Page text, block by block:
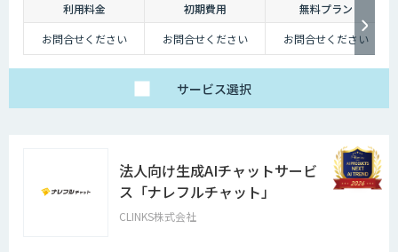
利用料金 初期費用
無料プラン
お問合せください
お問合せください お問合せください
サービス選択
法人向け生成AIチャットサービ
ス「ナレフルチャット」
CLINKS株式会社